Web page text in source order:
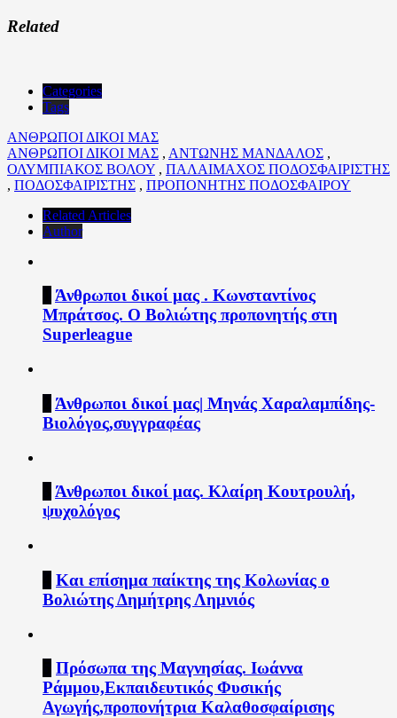
Related
Categories
Tags
ΑΝΘΡΩΠΟΙ ΔΙΚΟΙ ΜΑΣ
ΑΝΘΡΩΠΟΙ ΔΙΚΟΙ ΜΑΣ , ΑΝΤΩΝΗΣ ΜΑΝΔΑΛΟΣ ,
ΟΛΥΜΠΙΑΚΟΣ ΒΟΛΟΥ , ΠΑΛΑΙΜΑΧΟΣ ΠΟΔΟΣΦΑΙΡΙΣΤΗΣ
, ΠΟΔΟΣΦΑΙΡΙΣΤΗΣ , ΠΡΟΠΟΝΗΤΗΣ ΠΟΔΟΣΦΑΙΡΟΥ
Related Articles
Author
Άνθρωποι δικοί μας . Κωνσταντίνος
Μπράτσος. Ο Βολιώτης προπονητής στη
Superleague
Άνθρωποι δικοί μας| Μηνάς Χαραλαμπίδης-
Βιολόγος,συγγραφέας
Άνθρωποι δικοί μας. Κλαίρη Κουτρουλή,
ψυχολόγος
Και επίσημα παίκτης της Κολωνίας ο
Βολιώτης Δημήτρης Λημνιός
Πρόσωπα της Μαγνησίας. Ιωάννα
Ράμμου,Εκπαιδευτικός Φυσικής
Αγωγής,προπονήτρια Καλαθοσφαίρισης